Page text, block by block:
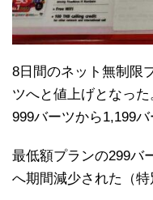
8日間のネット無制限
ツへと値上げとなっ
999バーツから1,199バ
最低額プランの299バ
へ期間減少された（特